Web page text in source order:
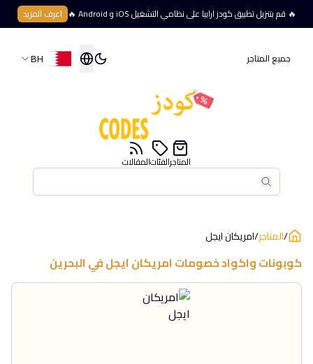
🔥 قم بتنزيل تطبيق كودز ارابيا على نظامي التشغيل iOS و Android 🔥 اعرف المزيد
جميع المتاجر BH
بحث
بحث
المتاجرالفئاتالمقالات
/المتاجر/امريكان ايجل
كوبونات واكواد خصوماتامريكان ايجلفيالبحرين